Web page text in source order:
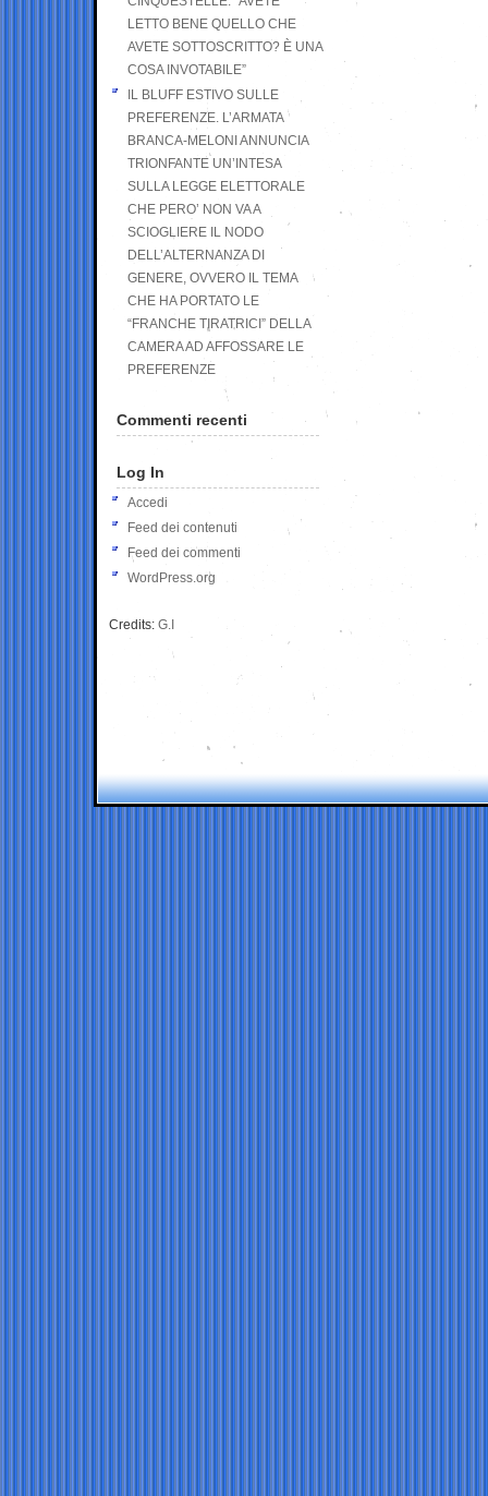
LETTO BENE QUELLO CHE
AVETE SOTTOSCRITTO? È UNA
COSA INVOTABILE”
IL BLUFF ESTIVO SULLE
PREFERENZE. L’ARMATA
BRANCA-MELONI ANNUNCIA
TRIONFANTE UN’INTESA
SULLA LEGGE ELETTORALE
CHE PERO’ NON VA A
SCIOGLIERE IL NODO
DELL’ALTERNANZA DI
GENERE, OVVERO IL TEMA
CHE HA PORTATO LE
“FRANCHE TIRATRICI” DELLA
CAMERA AD AFFOSSARE LE
PREFERENZE
Commenti recenti
Log In
Accedi
Feed dei contenuti
Feed dei commenti
WordPress.org
Credits: G.I